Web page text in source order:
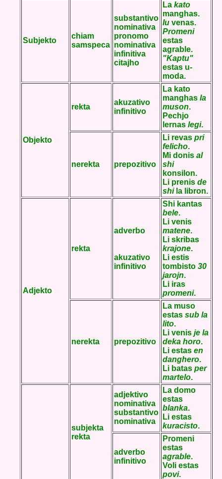
Subjekto
chiam
samspeca
substantivo
nominativa
pronomo
nominativa
infinitiva
citajho
La kato
manghas.
Iu venas.
Promeni
estas
agrable.
"Kaptu"
estas u-
moda.
Objekto
rekta
akuzativo
infinitivo
La kato
manghas la
muson.
Pechjo
lernas legi.
nerekta prepozitivo
Li revas pri
felicho.
Mi donis al
shi
konsilon.
Li prenis de
shila libron.
Adjekto
rekta
adverbo
akuzativo
infinitivo
Shi kantas
bele.
Li venis
matene.
Li skribas
krajone.
Li estis
tombisto 30
jarojn.
Li iras
promeni.
nerekta prepozitivo
La muso
estas sub la
lito.
Li venis je la
deka horo.
Li estas en
danghero.
Li batas per
martelo.
subjekta
rekta
adjektivo
nominativa
substantivo
nominativa
La domo
estas
blanka.
Li estas
kuracisto.
adverbo
infinitivo
Promeni
estas
agrable.
Voli estas
povi.